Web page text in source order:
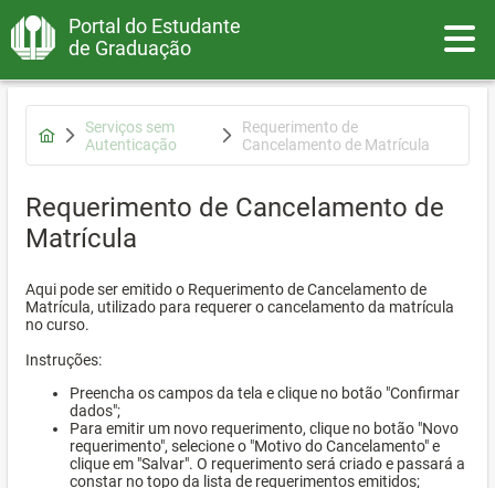
Portal do Estudante
de Graduação
Serviços sem
Autenticação
Requerimento de
Cancelamento de Matrícula
Requerimento de Cancelamento de
Matrícula
Aqui pode ser emitido o Requerimento de Cancelamento de
Matrícula, utilizado para requerer o cancelamento da matrícula
no curso.
Instruções:
Preencha os campos da tela e clique no botão "Confirmar
dados";
Para emitir um novo requerimento, clique no botão "Novo
requerimento", selecione o "Motivo do Cancelamento" e
clique em "Salvar". O requerimento será criado e passará a
constar no topo da lista de requerimentos emitidos;